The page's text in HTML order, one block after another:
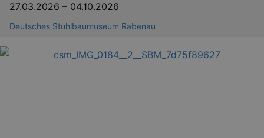
27.03.2026 – 04.10.2026
Deutsches Stuhlbaumuseum Rabenau